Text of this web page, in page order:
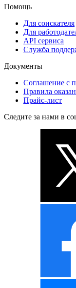
Помощь
Для соискателя
Для
API сервиса
Служба
Документы
Соглашение с
Правила
Прайс-лист
Следите за нами в